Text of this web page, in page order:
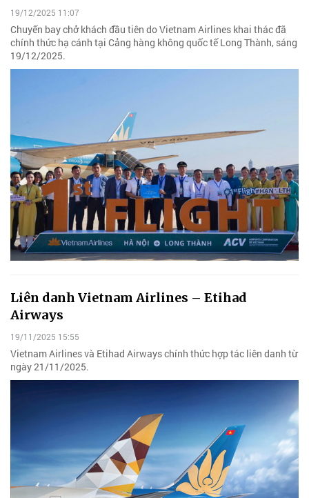
19/12/2025 11:07
Chuyến bay chở khách đầu tiên do Vietnam Airlines khai thác đã
chính thức hạ cánh tại Cảng hàng không quốc tế Long Thành, sáng
19/12/2025.
Liên danh Vietnam Airlines – Etihad
Airways
19/11/2025 15:55
Vietnam Airlines và Etihad Airways chính thức hợp tác liên danh từ
ngày 21/11/2025.